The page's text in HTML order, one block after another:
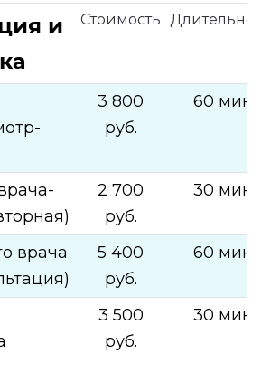
и
Стоимость
3 800
руб.
60 мин.
2 700
руб.
30 мин.
врача
5 400
руб.
60 мин.
3 500
руб.
30 мин.